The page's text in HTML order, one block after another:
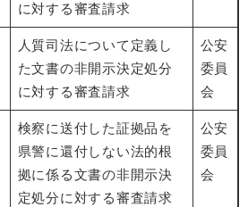
に対する審査請求
人質司法について定義し
た文書の非開示決定処分
に対する審査請求
公安
委員
会
検察に送付した証拠品を
県警に還付しない法的根
拠に係る文書の非開示決
定処分に対する審査請求
公安
委員
会